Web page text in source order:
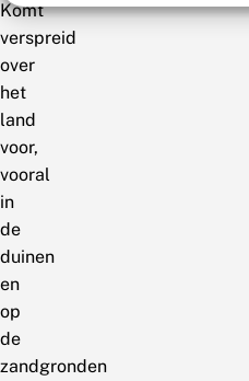
Komt
verspreid
over
het
land
voor,
vooral
in
de
duinen
en
op
de
zandgronden